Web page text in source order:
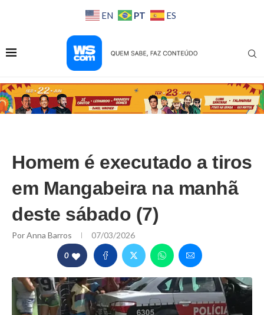
EN PT ES
Homem é executado a tiros
em Mangabeira na manhã
deste sábado (7)
PorAnna Barros 07/03/2026
0